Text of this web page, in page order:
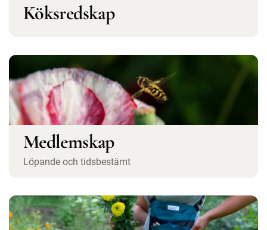
Köksredskap
Medlemskap
Löpande och tidsbestämt